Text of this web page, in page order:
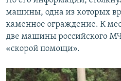
машины, одна из которых
каменное ограждение. К
две машины российского
«скорой помощи».